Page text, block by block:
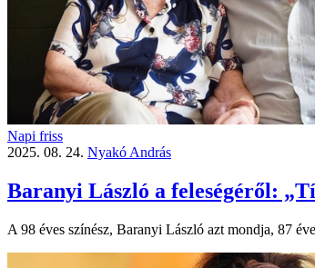
Napi friss
2025. 08. 24. Nyakó András
Baranyi László a feleségéről:
A 98 éves színész, Baranyi László azt mondja, 87